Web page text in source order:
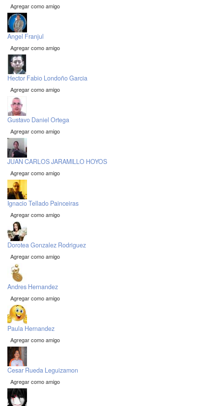
Agregar como amigo
Angel Franjul
Agregar como amigo
Hector Fabio Londoño Garcia
Agregar como amigo
Gustavo Daniel Ortega
Agregar como amigo
JUAN CARLOS JARAMILLO HOYOS
Agregar como amigo
Ignacio Tellado Painceiras
Agregar como amigo
Dorotea Gonzalez Rodriguez
Agregar como amigo
Andres Hernandez
Agregar como amigo
Paula Hernandez
Agregar como amigo
Cesar Rueda Leguizamon
Agregar como amigo